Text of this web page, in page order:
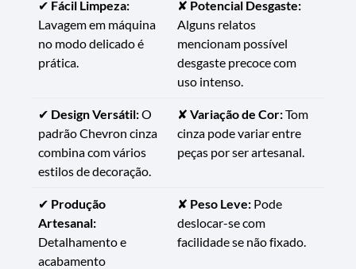
✔ Fácil Limpeza:
Lavagem em máquina
no modo delicado é
prática.
✘ Potencial Desgaste:
Alguns relatos
mencionam possível
desgaste precoce com
uso intenso.
✔ Design Versátil:O
padrão Chevron cinza
combina com vários
estilos de decoração.
✘ Variação de Cor:Tom
cinza pode variar entre
peças por ser artesanal.
✔ Produção
Artesanal:
Detalhamento e
acabamento
✘ Peso Leve: Pode
deslocar-se com
facilidade se não fixado.